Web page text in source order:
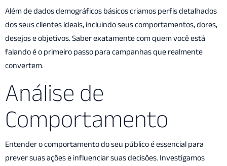
Seus sonhos, suas histórias e objetivos, quando entendemos o perfil
ideal e como se comunicar com ele da melhor forma possível suas
ações ficam mais precisas e seus resultados reais
Além de dados demográficos básicos criamos perfis detalhados
dos seus clientes ideais, incluindo seus comportamentos, dores,
desejos e objetivos. Saber exatamente com quem você está
falando é o primeiro passo para campanhas que realmente
convertem.
Análise de
Comportamento
Entender o comportamento do seu público é essencial para
prever suas ações e influenciar suas decisões. Investigamos